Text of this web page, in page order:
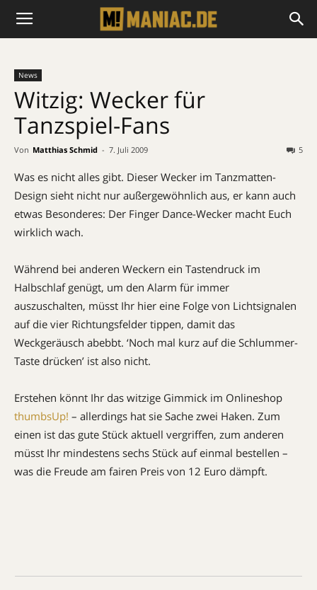
News
Witzig: Wecker für
Tanzspiel-Fans
Von Matthias Schmid - 7. Juli 2009 5
Was es nicht alles gibt. Dieser Wecker im Tanzmatten-
Design sieht nicht nur außergewöhnlich aus, er kann auch
etwas Besonderes: Der Finger Dance-Wecker macht Euch
wirklich wach.
Während bei anderen Weckern ein Tastendruck im
Halbschlaf genügt, um den Alarm für immer
auszuschalten, müsst Ihr hier eine Folge von Lichtsignalen
auf die vier Richtungsfelder tippen, damit das
Weckgeräusch abebbt. ‘Noch mal kurz auf die Schlummer-
Taste drücken’ ist also nicht.
Erstehen könnt Ihr das witzige Gimmick im Onlineshop
thumbsUp! – allerdings hat sie Sache zwei Haken. Zum
einen ist das gute Stück aktuell vergriffen, zum anderen
müsst Ihr mindestens sechs Stück auf einmal bestellen –
was die Freude am fairen Preis von 12 Euro dämpft.